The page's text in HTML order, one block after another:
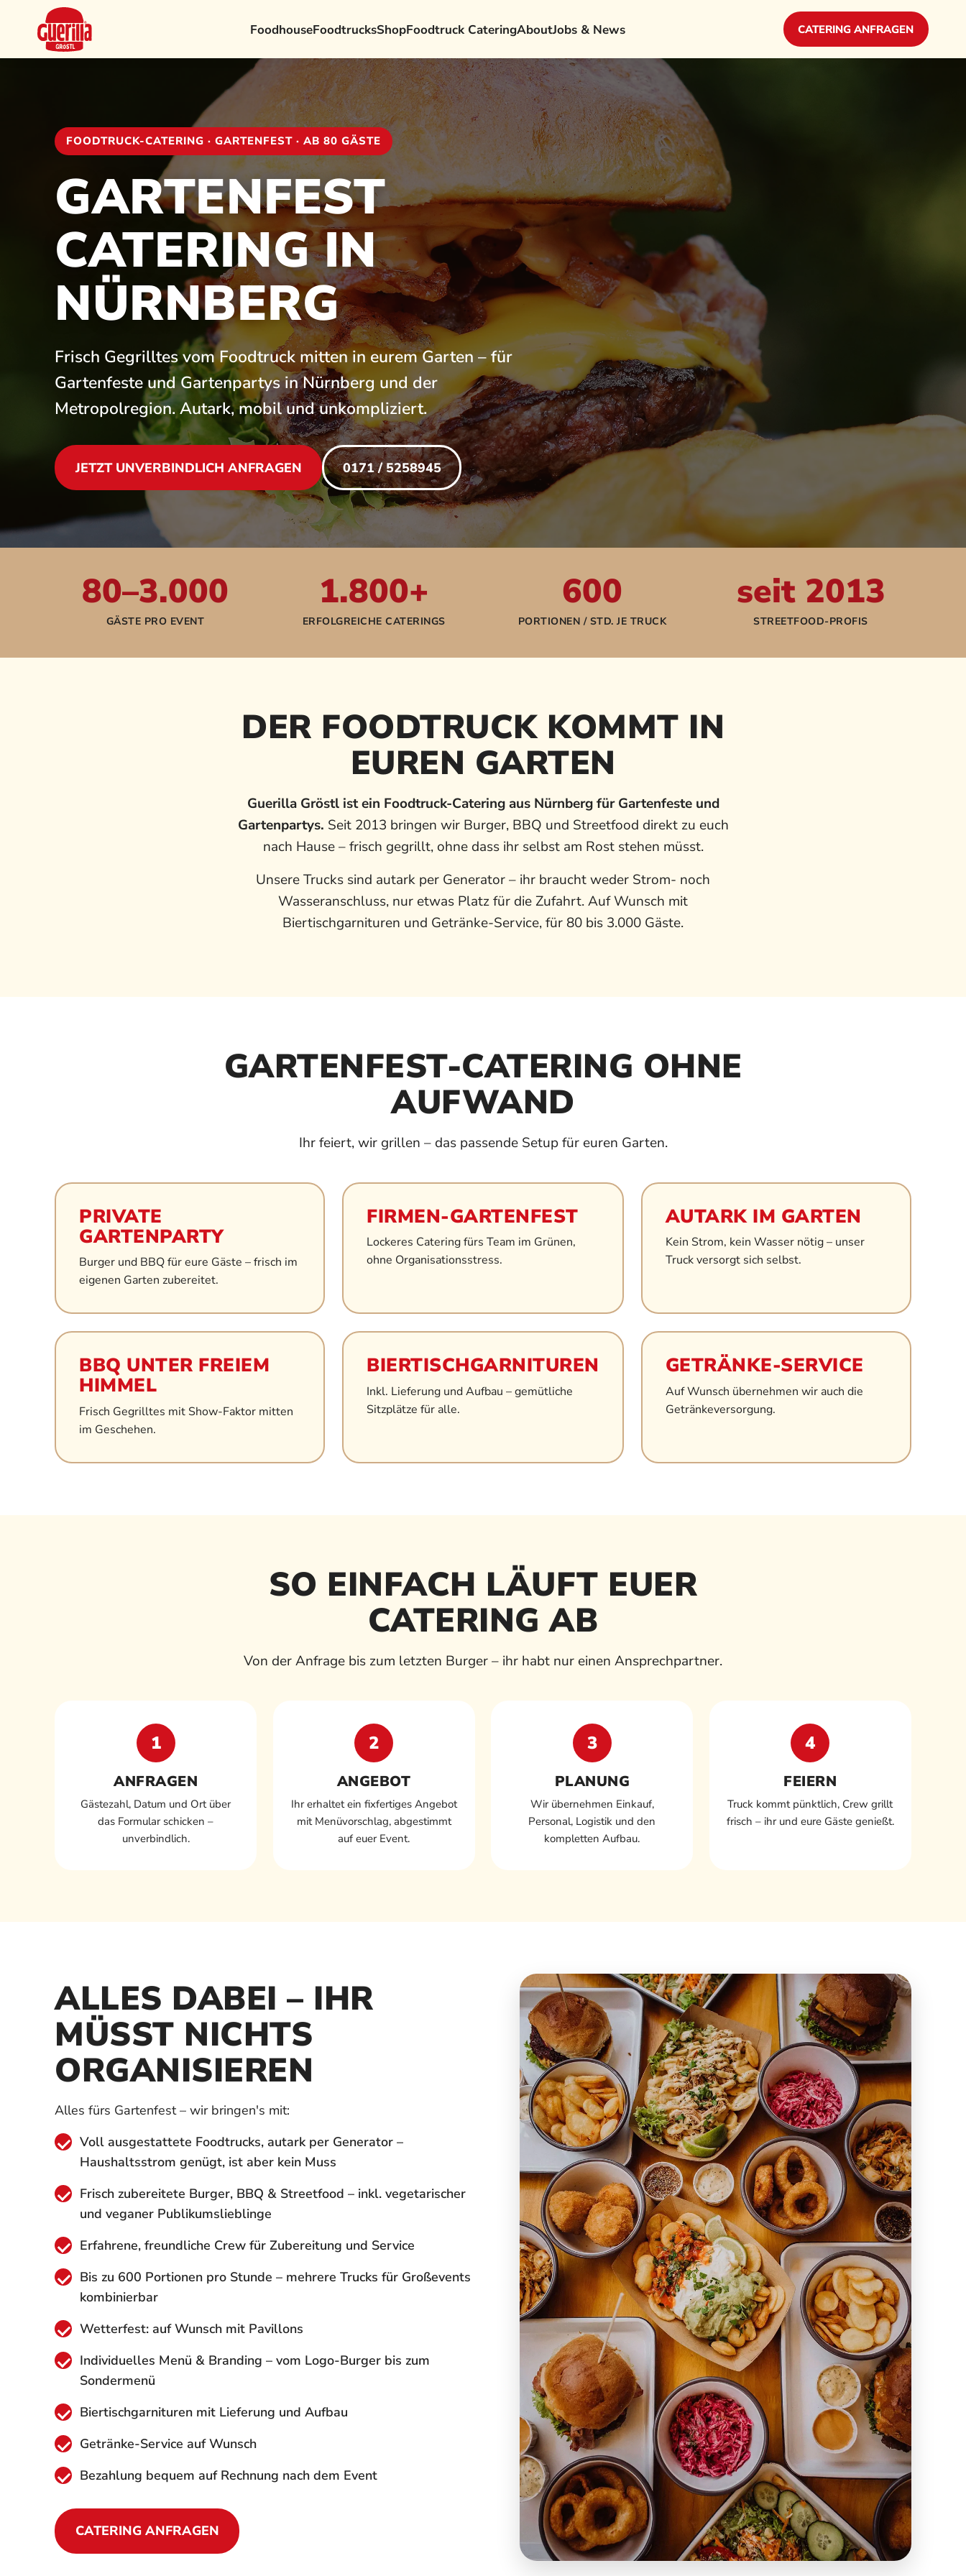
FoodhouseFoodtrucksShopFoodtruck CateringAboutJobs & News CATERING ANFRAGEN
FOODTRUCK-CATERING · GARTENFEST · AB 80 GÄSTE
GARTENFEST
CATERING IN
NÜRNBERG
Frisch Gegrilltes vom Foodtruck mitten in eurem Garten – für
Gartenfeste und Gartenpartys in Nürnberg und der
Metropolregion. Autark, mobil und unkompliziert.
JETZT UNVERBINDLICH ANFRAGEN 0171 / 5258945
80–3.000
GÄSTE PRO EVENT
1.800+
ERFOLGREICHE CATERINGS
600
PORTIONEN / STD. JE TRUCK
seit 2013
STREETFOOD-PROFIS
DER FOODTRUCK KOMMT IN
EUREN GARTEN
Guerilla Gröstl ist ein Foodtruck-Catering aus Nürnberg für Gartenfeste und
Gartenpartys. Seit 2013 bringen wir Burger, BBQ und Streetfood direkt zu euch
nach Hause – frisch gegrillt, ohne dass ihr selbst am Rost stehen müsst.
Unsere Trucks sind autark per Generator – ihr braucht weder Strom- noch
Wasseranschluss, nur etwas Platz für die Zufahrt. Auf Wunsch mit
Biertischgarnituren und Getränke-Service, für 80 bis 3.000 Gäste.
GARTENFEST-CATERING OHNE
AUFWAND
Ihr feiert, wir grillen – das passende Setup für euren Garten.
PRIVATE
GARTENPARTY
Burger und BBQ für eure Gäste – frisch im
eigenen Garten zubereitet.
FIRMEN-GARTENFEST
Lockeres Catering fürs Team im Grünen,
ohne Organisationsstress.
AUTARK IM GARTEN
Kein Strom, kein Wasser nötig – unser
Truck versorgt sich selbst.
BBQ UNTER FREIEM
HIMMEL
Frisch Gegrilltes mit Show-Faktor mitten
im Geschehen.
BIERTISCHGARNITUREN
Inkl. Lieferung und Aufbau – gemütliche
Sitzplätze für alle.
GETRÄNKE-SERVICE
Auf Wunsch übernehmen wir auch die
Getränkeversorgung.
SO EINFACH LÄUFT EUER
CATERING AB
Von der Anfrage bis zum letzten Burger – ihr habt nur einen Ansprechpartner.
1
ANFRAGEN
Gästezahl, Datum und Ort über
das Formular schicken –
unverbindlich.
2
ANGEBOT
Ihr erhaltet ein fixfertiges Angebot
mit Menüvorschlag, abgestimmt
auf euer Event.
3
PLANUNG
Wir übernehmen Einkauf,
Personal, Logistik und den
kompletten Aufbau.
4
FEIERN
Truck kommt pünktlich, Crew grillt
frisch – ihr und eure Gäste genießt.
ALLES DABEI – IHR
MÜSST NICHTS
ORGANISIEREN
Alles fürs Gartenfest – wir bringen's mit:
Voll ausgestattete Foodtrucks, autark per Generator –
Haushaltsstrom genügt, ist aber kein Muss
Frisch zubereitete Burger, BBQ & Streetfood – inkl. vegetarischer
und veganer Publikumslieblinge
Erfahrene, freundliche Crew für Zubereitung und Service
Bis zu 600 Portionen pro Stunde – mehrere Trucks für Großevents
kombinierbar
Wetterfest: auf Wunsch mit Pavillons
Individuelles Menü & Branding – vom Logo-Burger bis zum
Sondermenü
Biertischgarnituren mit Lieferung und Aufbau
Getränke-Service auf Wunsch
Bezahlung bequem auf Rechnung nach dem Event
CATERING ANFRAGEN